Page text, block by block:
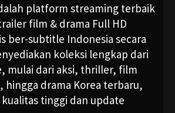
platform streaming terbaik
film & drama Full HD
ber-subtitle Indonesia secara
koleksi lengkap dari
mulai dari aksi, thriller, film
hingga drama Korea terbaru,
tinggi dan update